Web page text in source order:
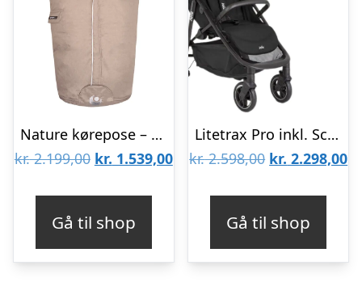
Nature kørepose – Sand
kr.2.199,00 Den
var:
kr. 2.199,00.
kr. 1.539,00Den
kr. 1.539,00.
Gå til shop
Litetrax Pro inkl. Scandia kørepose
kr.2.598,00 Den
var:
kr. 2.598,00.
kr. 2.298,00
Gå til shop